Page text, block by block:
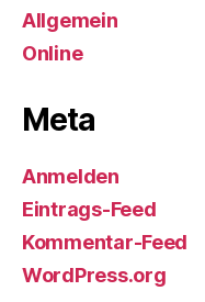
Allgemein
Online
Meta
Anmelden
Eintrags-Feed
Kommentar-Feed
WordPress.org